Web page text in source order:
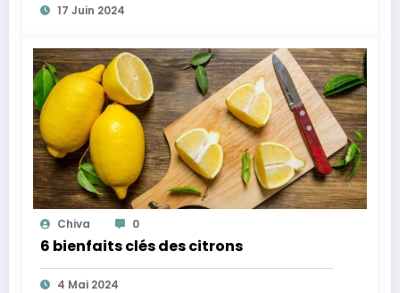
17 Juin 2024
Chiva 0
6 bienfaits clés des citrons
4 Mai 2024